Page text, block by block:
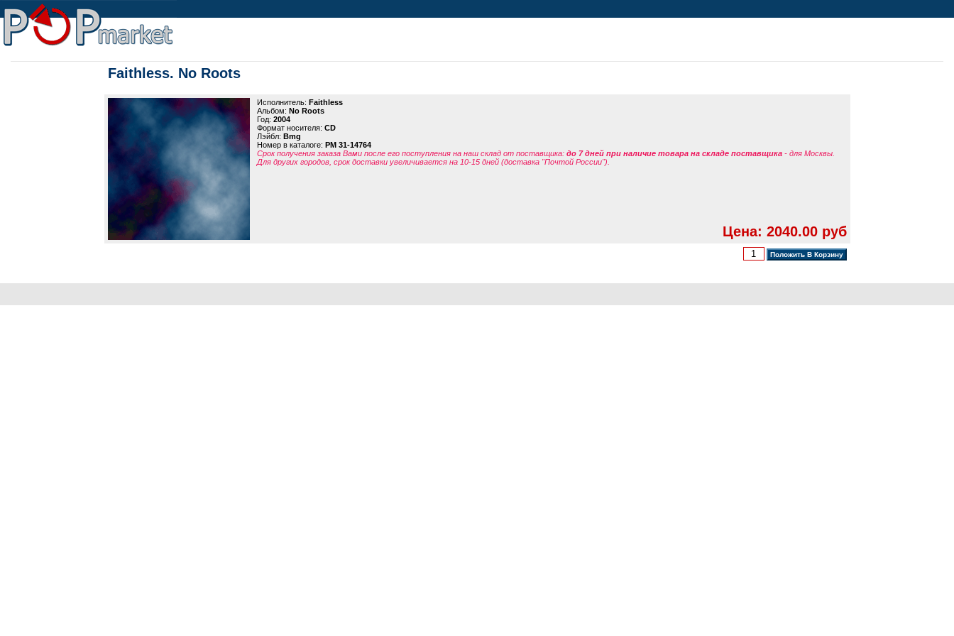
Faithless. No Roots
Исполнитель: Faithless
Альбом: No Roots
Год: 2004
Формат носителя: CD
Лэйбл: Bmg
Номер в каталоге: PM 31-14764
Срок получения заказа Вами после его поступления на наш склад от поставщика: до 7 дней при наличие товара на складе поставщика - для Москвы.
Для других городов, срок доставки увеличивается на 10-15 дней (доставка "Почтой России").
Цена: 2040.00 руб